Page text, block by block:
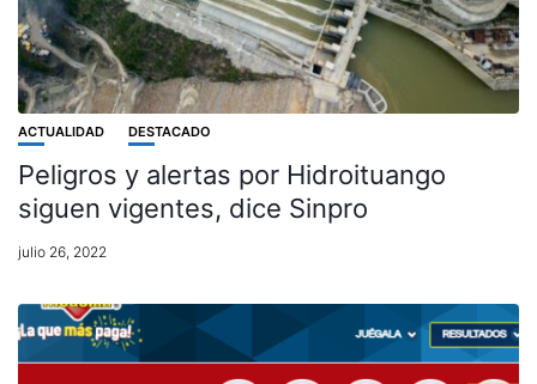
ACTUALIDAD DESTACADO
Peligros y alertas por Hidroituango
siguen vigentes, dice Sinpro
julio 26, 2022